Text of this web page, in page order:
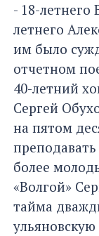
- 18-летнего
летнего
им было
отчетном
40-летний
Сергей
на пятом
более
«Волгой»
тайма